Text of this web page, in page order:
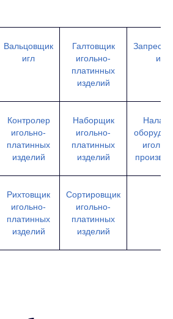
Вальцовщик
игл
Галтовщик
игольно-
платинных
изделий
игл
Контролер
игольно-
платинных
изделий
Наборщик
игольно-
платинных
изделий
Рихтовщик
игольно-
платинных
изделий
Сортировщик
игольно-
платинных
изделий